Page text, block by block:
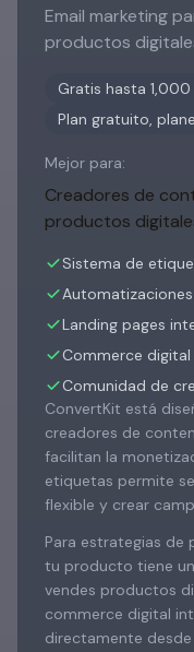
Email marketing
productos
Gratis hasta
Plan gratuito,
Mejor para:
Creadores de
productos
Sistema de
Automatizaciones
Landing pages
Commerce
Comunidad de
ConvertKit está
creadores de
facilitan la
etiquetas permite
flexible y crear
Para estrategias de
tu producto tiene
vendes productos
commerce digital
directamente